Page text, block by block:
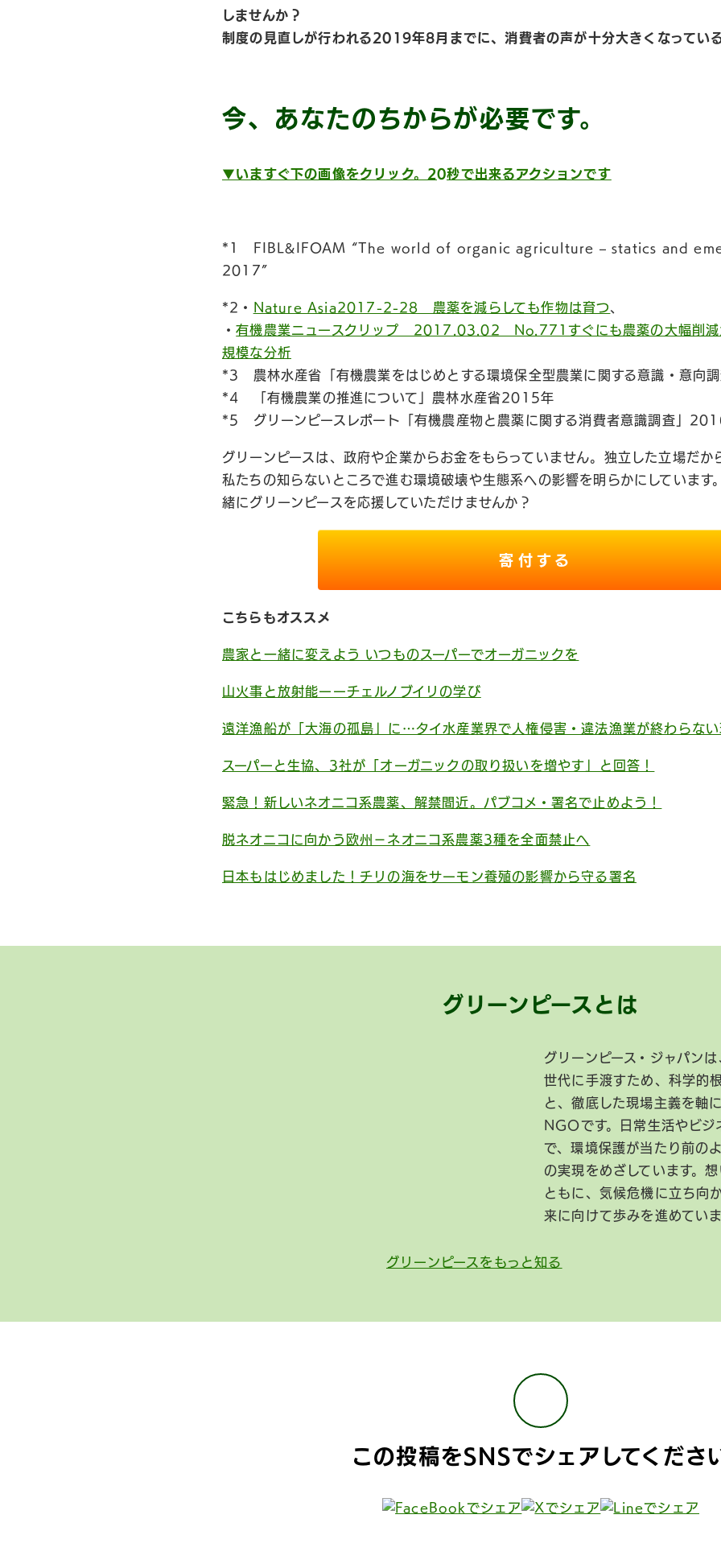
しませんか？
制度の見直しが行われる2019年8月までに、消費者の声が十分大きくなっている
今、あなたのちからが必要です。
▼いますぐ下の画像をクリック。20秒で出来るアクションです
*1 FIBL&IFOAM “The world of organic agriculture – statics and
2017”
*2・ Nature Asia2017-2-28 農薬を減らしても作物は育つ、
・有機農業ニュースクリップ 2017.03.02 No.771すぐにも農薬の大幅削減
規模な分析
*3 農林水産省「有機農業をはじめとする環境保全型農業に関する意識・意向調
*4 「有機農業の推進について」農林水産省2015年
*5 グリーンピースレポート「有機農産物と農薬に関する消費者意識調査」
グリーンピースは、政府や企業からお金をもらっていません。 独立した立場だか
私たちの知らないところで進む環境破壊や生態系への影響を明らかにしています
緒にグリーンピースを応援していただけませんか？
寄付する
こちらもオススメ
農家と一緒に変えよう いつものスーパーでオーガニックを
山火事と放射能ーーチェルノブイリの学び
遠洋漁船が「大海の孤島」に…タイ水産業界で人権侵害・違法漁業が終わらない
スーパーと生協、3社が「オーガニックの取り扱いを増やす」と回答！
緊急！新しいネオニコ系農薬、解禁間近。パブコメ・署名で止めよう！
脱ネオニコに向かう欧州−ネオニコ系農薬3種を全面禁止へ
日本もはじめました！チリの海をサーモン養殖の影響から守る署名
グリーンピースとは
グリーンピース・ジャパン
世代に手渡すため、科学的
と、徹底した現場主義を軸
NGOです。日常生活やビジ
で、環境保護が当たり前の
の実現をめざしています。
ともに、気候危機に立ち向
来に向けて歩みを進めていま
グリーンピースをもっと知る
この投稿をSNSでシェアしてくださ